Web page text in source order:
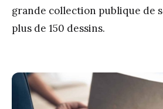
grande collection publique de
plus de 150 dessins.